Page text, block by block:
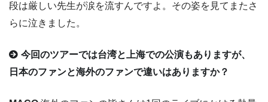
段は厳しい先生が涙を流すんですよ。その姿を見てまたさ
らに泣きました。
今回のツアーでは台湾と上海での公演もありますが、
日本のファンと海外のファンで違いはありますか？